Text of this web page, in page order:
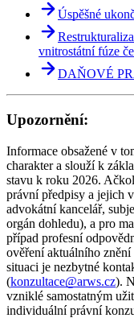
Úspěšné
vnitrostátní fúze
DAŇOVÉ
Upozornění:
Informace obsažené v
charakter a slouží k
stavu k roku 2026.
právní předpisy a jejich
advokátní kancelář,
orgán dohledu), a pro
případ profesní
ověření aktuálního
situaci je nezbytné
(konzultace@arws.cz).
vzniklé samostatným
individuální právní